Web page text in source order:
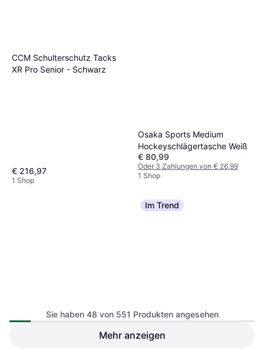
CCM Schulterschutz Tacks
XR Pro Senior - Schwarz
€ 216,97
1 Shop
Osaka Sports Medium
Hockeyschlägertasche Weiß
€ 80,99
Oder 3 Zahlungen von € 26,99
1 Shop
Im Trend
CCM Senior Tacks Hockey
Sie haben 48 von 551 Produkten angesehen
Mehr anzeigen